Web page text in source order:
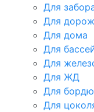
Для
Для
Для дома
Для
Для
Для ЖД
Для
Для